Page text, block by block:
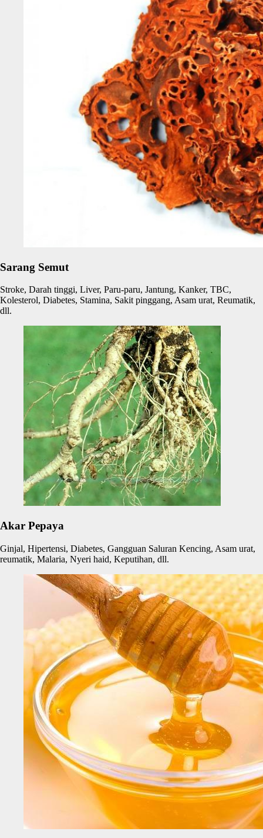
Sarang Semut
Stroke, Darah tinggi, Liver, Paru-paru, Jantung, Kanker, TBC,
Kolesterol, Diabetes, Stamina, Sakit pinggang, Asam urat, Reumatik,
dll.
Akar Pepaya
Ginjal, Hipertensi, Diabetes, Gangguan Saluran Kencing, Asam urat,
reumatik, Malaria, Nyeri haid, Keputihan, dll.